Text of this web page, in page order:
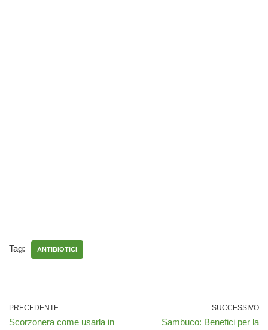
Tag: ANTIBIOTICI
PRECEDENTE
Scorzonera come usarla in
SUCCESSIVO
Sambuco: Benefici per la